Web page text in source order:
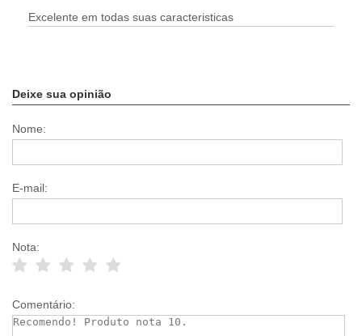
Excelente em todas suas caracteristicas
Deixe sua opinião
Nome:
E-mail:
Nota:
Comentário: